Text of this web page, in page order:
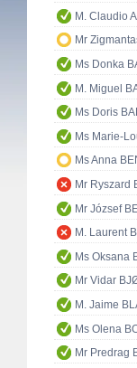
M. Claudio
Mr
Ms Donka
M. Miguel
Ms Doris
Ms Marie-
Ms Anna
Mr Ryszard
Mr József
M. Laurent
Ms Oksana
Mr Vidar
M. Jaime
Ms Olena
Mr Predrag